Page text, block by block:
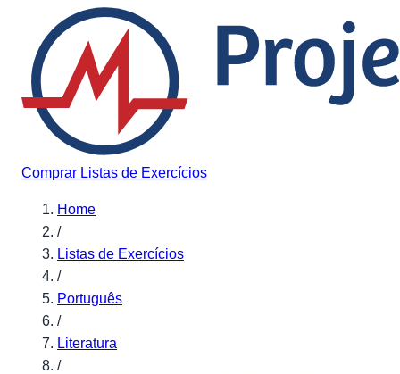
Pular para o conteúdo
Comprar Listas de Exercícios
Home
/
Listas de Exercícios
/
Português
/
Literatura
/